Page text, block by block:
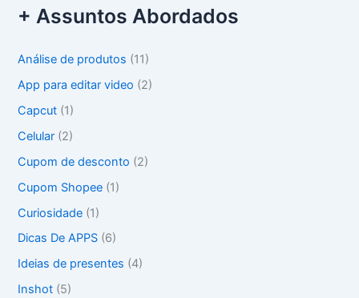
q
s
a
p
o
:
+ Assuntos Abordados
Análise de produtos (11)
App para editar video (2)
Capcut (1)
Celular (2)
Cupom de desconto (2)
Cupom Shopee (1)
Curiosidade (1)
Dicas De APPS (6)
Ideias de presentes (4)
Inshot (5)